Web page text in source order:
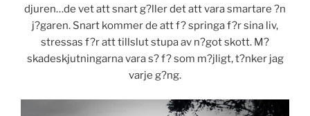
djuren…de vet att snart g?ller det att vara smartare ?n
j?garen. Snart kommer de att f? springa f?r sina liv,
stressas f?r att tillslut stupa av n?got skott. M?
skadeskjutningarna vara s? f? som m?jligt, t?nker jag
varje g?ng.